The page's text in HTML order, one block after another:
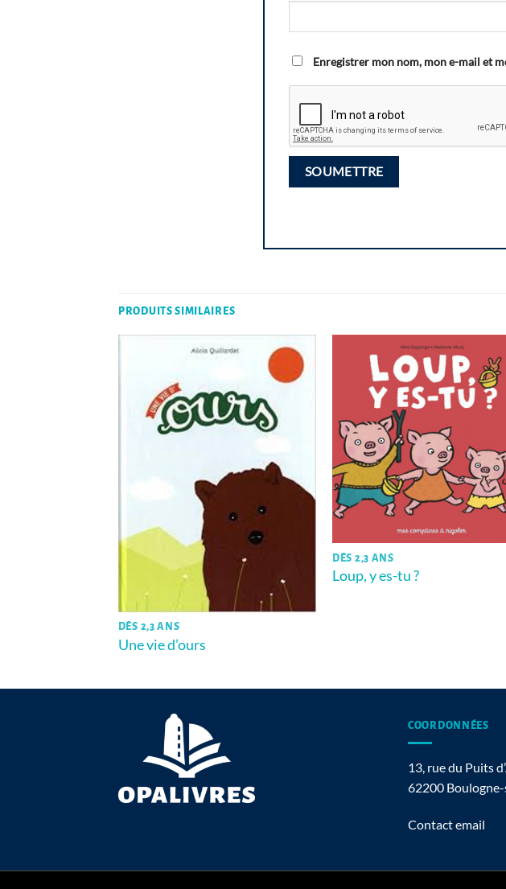
Enregistrer mon nom, mon e-mail et
PRODUITS SIMILAIRES
DÈS 2,3 ANS
Une vie d’ours
DÈS 2,3 ANS
Loup, y es-tu ?
COORDONNÉES
13, rue du Puits
62200
Contact email